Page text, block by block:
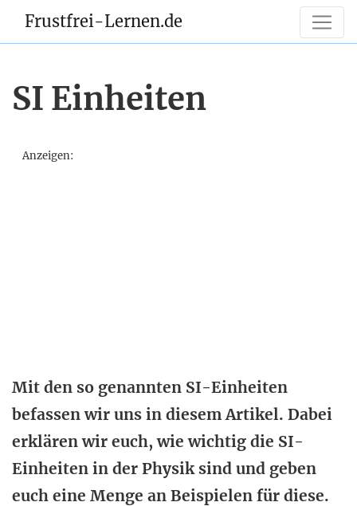
Frustfrei-Lernen.de
SI Einheiten
Anzeigen:
Mit den so genannten SI-Einheiten
befassen wir uns in diesem Artikel. Dabei
erklären wir euch, wie wichtig die SI-
Einheiten in der Physik sind und geben
euch eine Menge an Beispielen für diese.